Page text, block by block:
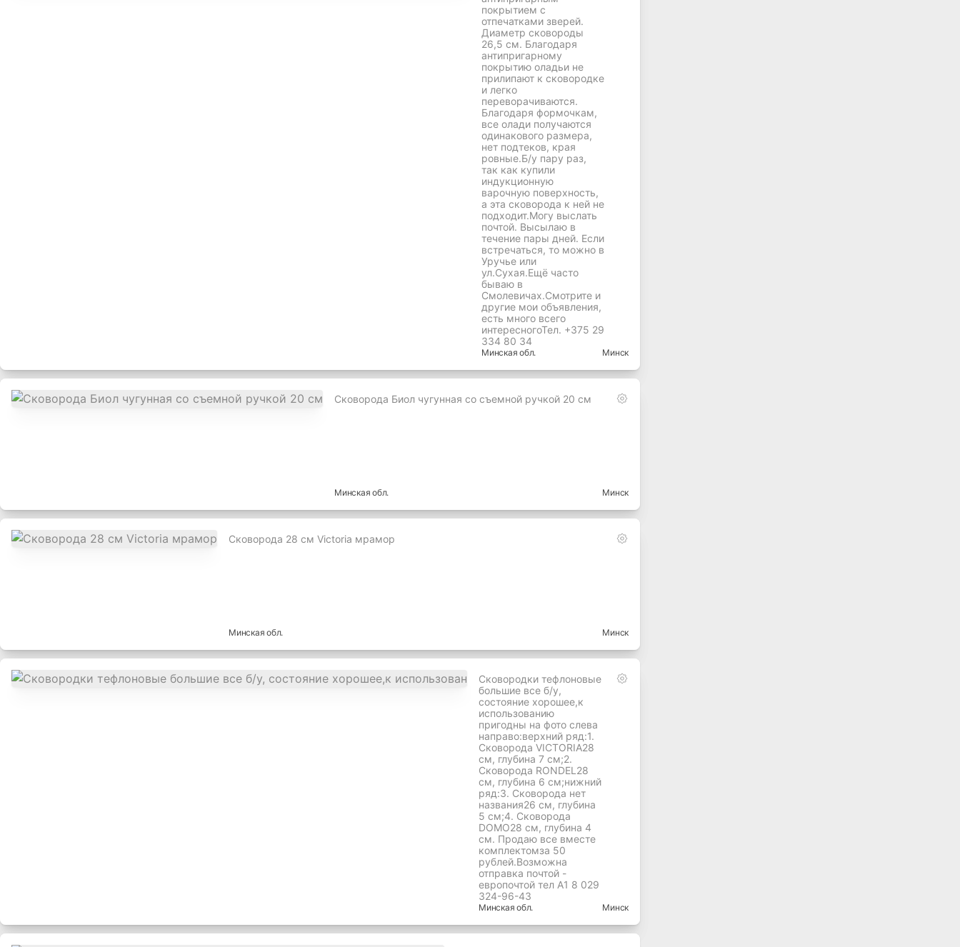
покрытием с
отпечатками зверей.
Диаметр сковороды
26,5 см. Благодаря
антипригарному
покрытию оладьи не
прилипают к сковородке
и легко
переворачиваются.
Благодаря формочкам,
все олади получаются
одинакового размера,
нет подтеков, края
ровные.Б/у пару раз,
так как купили
индукционную
варочную поверхность,
а эта сковорода к ней не
подходит.Могу выслать
почтой. Высылаю в
течение пары дней. Если
встречаться, то можно в
Уручье или
ул.Сухая.Ещё часто
бываю в
Смолевичах.Смотрите и
другие мои объявления,
есть много всего
интересногоТел. +375 29
334 80 34
Минская обл. Минск
Сковорода Биол чугунная со съемной ручкой 20 см
Минская обл. Минск
Сковорода 28 см Victoria мрамор
Минская обл. Минск
Сковородки тефлоновые
большие все б/у,
состояние хорошее,к
использованию
пригодны на фото слева
направо:верхний ряд:1.
Сковорода VICTORIA28
см, глубина 7 см;2.
Сковорода RONDEL28
см, глубина 6 см;нижний
ряд:3. Сковорода нет
названия26 см, глубина
5 см;4. Сковорода
DOMO28 см, глубина 4
см. Продаю все вместе
комплектомза 50
рублей.Возможна
отправка почтой -
европочтой тел А1 8 029
324-96-43
Минская обл. Минск